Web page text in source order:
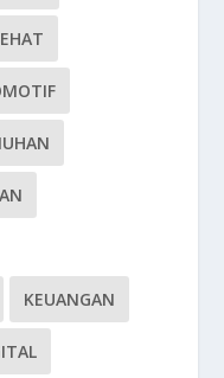
KEUANGAN